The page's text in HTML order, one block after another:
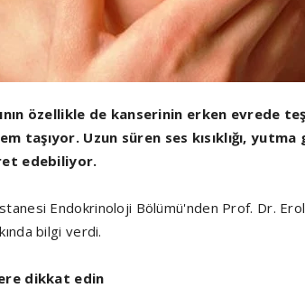
özellikle de kanserinin erken evrede
taşıyor. Uzun süren ses kısıklığı,
edebiliyor.
Endokrinoloji Bölümü'nden Prof. Dr.
bilgi verdi.
dikkat edin